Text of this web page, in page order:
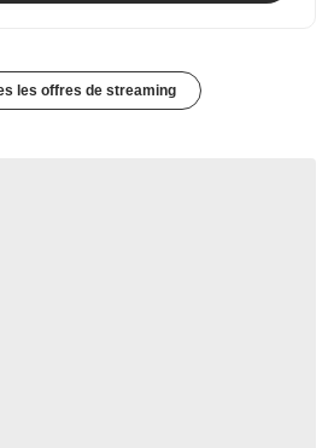
les offres de streaming